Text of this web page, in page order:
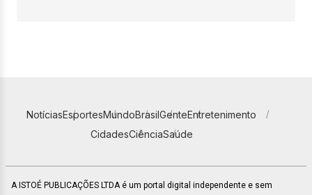
NotíciasEsportesMundoBrasilGenteEntretenimento
CidadesCiênciaSaúde
A ISTOÉ PUBLICAÇÕES LTDA é um portal digital independente e sem